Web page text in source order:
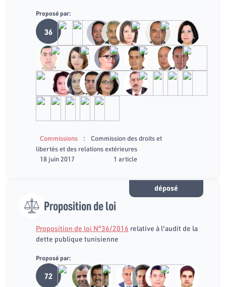
Proposé par:
36
Commissions :
Commission des droits et
libertés et des relations extérieures
18 juin 2017
1 article
déposé
Proposition de loi
Proposition de loi N°36/2016 relative à l'audit de la
dette publique tunisienne
Proposé par:
72